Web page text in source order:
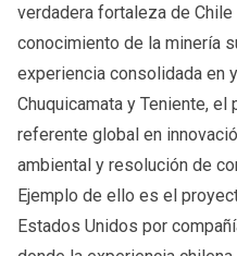
verdadera fortaleza de
conocimiento de la minería
experiencia consolidada en
Chuquicamata y Teniente,
referente global en
ambiental y resolución de
Ejemplo de ello es el
Estados Unidos por